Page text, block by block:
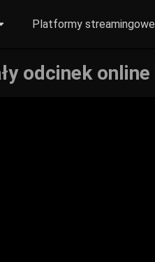
Platformy streamingowe
odcinek online